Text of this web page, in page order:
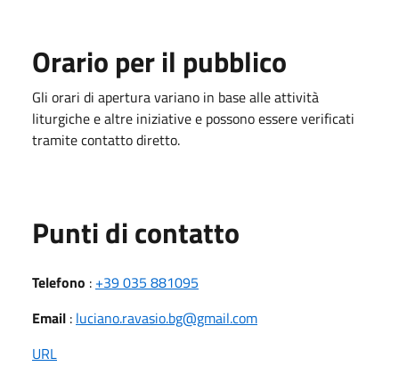
Orario per il pubblico
Gli orari di apertura variano in base alle attività
liturgiche e altre iniziative e possono essere verificati
tramite contatto diretto.
Punti di contatto
Telefono : +39 035 881095
Email : luciano.ravasio.bg@gmail.com
URL